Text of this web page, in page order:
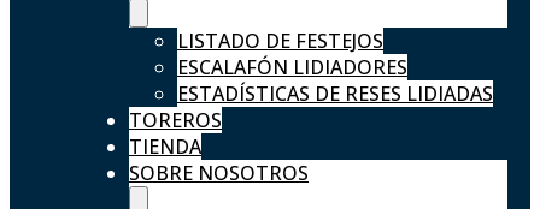
LISTADO DE FESTEJOS
ESCALAFÓN LIDIADORES
ESTADÍSTICAS DE RESES LIDIADAS
TOREROS
TIENDA
SOBRE NOSOTROS